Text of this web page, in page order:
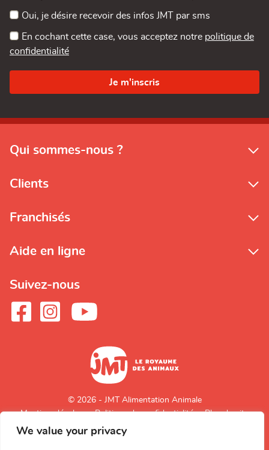
We value your privacy
Oui, je désire recevoir des infos JMT par sms
En cochant cette case, vous acceptez notre politique de
confidentialité
Qui sommes-nous ?
Clients
Franchisés
Aide en ligne
Suivez-nous
© 2026 - JMT Alimentation Animale
Mentions légales
Politique de confidentialité Plan du site